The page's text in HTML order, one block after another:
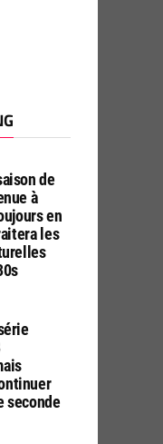
de
à
en
les
seconde